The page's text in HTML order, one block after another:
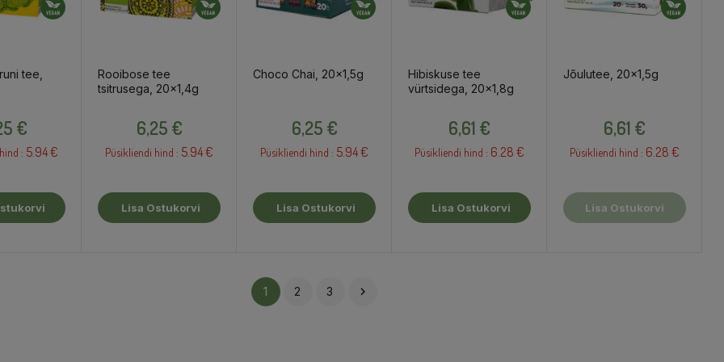
tee,
€
: 5.94 €
Rooibose tee
tsitrusega, 20x1,4g
6,25 €
Püsikliendi hind : 5.94 €
Lisa Ostukorvi
Choco Chai, 20x1,5g
6,25 €
Püsikliendi hind : 5.94 €
Lisa Ostukorvi
Hibiskuse tee
vürtsidega, 20x1,8g
6,61 €
Püsikliendi hind : 6.28 €
Lisa Ostukorvi
Jõulutee, 20x1,5g
6,61 €
Püsikliendi hind : 6.28 €
Lisa Ostukorvi
1 2 3 